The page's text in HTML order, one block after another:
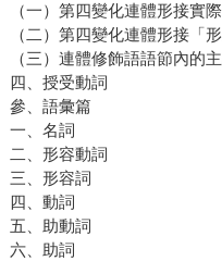
（一）第四變化連體形接實
（二）第四變化連體形接「
（三）連體修飾語語節內的
四、授受動詞
參、語彙篇
一、名詞
二、形容動詞
三、形容詞
四、動詞
五、助動詞
六、助詞